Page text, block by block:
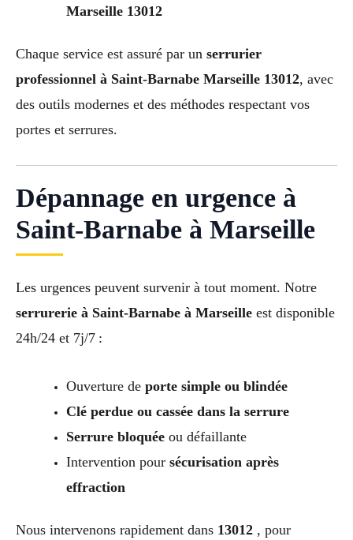
Marseille 13012
Chaque service est assuré par un serrurier
professionnel à Saint-Barnabe Marseille 13012, avec
des outils modernes et des méthodes respectant vos
portes et serrures.
Dépannage en urgence à
Saint-Barnabe à Marseille
Les urgences peuvent survenir à tout moment. Notre
serrurerie à Saint-Barnabe à Marseille est disponible
24h/24 et 7j/7 :
Ouverture de porte simple ou blindée
Clé perdue ou cassée dans la serrure
Serrure bloquéeou défaillante
Intervention pour sécurisation après
effraction
Nous intervenons rapidement dans 13012 , pour